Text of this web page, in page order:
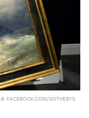
© FACEBOOK.COM/SOTHEBYS